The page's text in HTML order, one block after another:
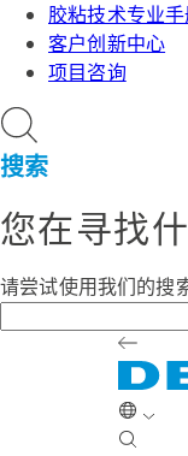
胶粘技术专业
客户创新中心
项目咨询
搜索
您在寻找什
请尝试使用我们的搜